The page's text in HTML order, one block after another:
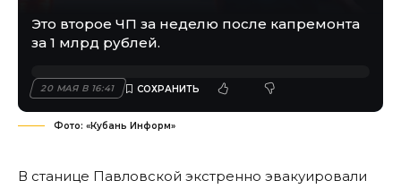
Это второе ЧП за неделю после капремонта
за 1 млрд рублей.
20 МАЯ В 16:41
Фото: «Кубань Информ»
В станице Павловской экстренно эвакуировали